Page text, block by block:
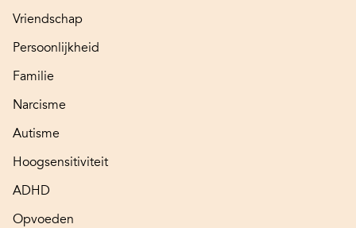
Vriendschap
Persoonlijkheid
Familie
Narcisme
Autisme
Hoogsensitiviteit
ADHD
Opvoeden